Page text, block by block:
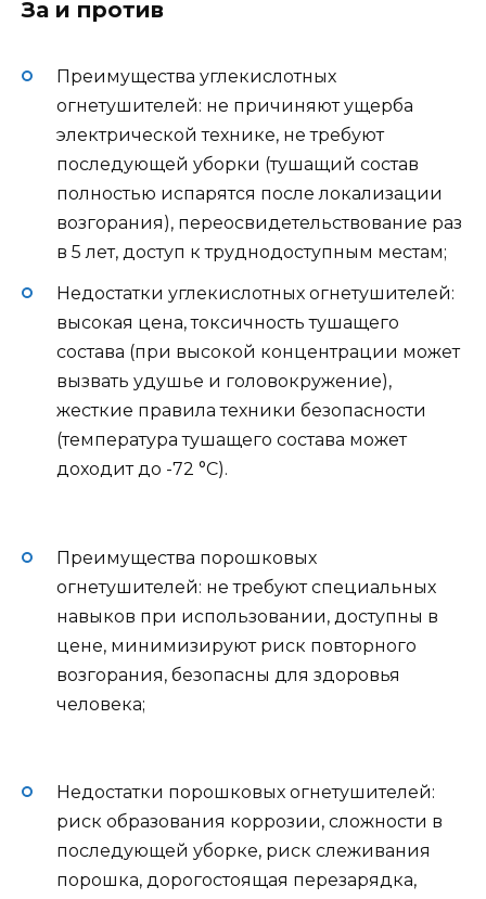
За и против
Преимущества углекислотных
огнетушителей: не причиняют ущерба
электрической технике, не требуют
последующей уборки (тушащий состав
полностью испарятся после локализации
возгорания), переосвидетельствование раз
в 5 лет, доступ к труднодоступным местам;
Недостатки углекислотных огнетушителей:
высокая цена, токсичность тушащего
состава (при высокой концентрации может
вызвать удушье и головокружение),
жесткие правила техники безопасности
(температура тушащего состава может
доходит до -72 °С).
Преимущества порошковых
огнетушителей: не требуют специальных
навыков при использовании, доступны в
цене, минимизируют риск повторного
возгорания, безопасны для здоровья
человека;
Недостатки порошковых огнетушителей:
риск образования коррозии, сложности в
последующей уборке, риск слеживания
порошка, дорогостоящая перезарядка,